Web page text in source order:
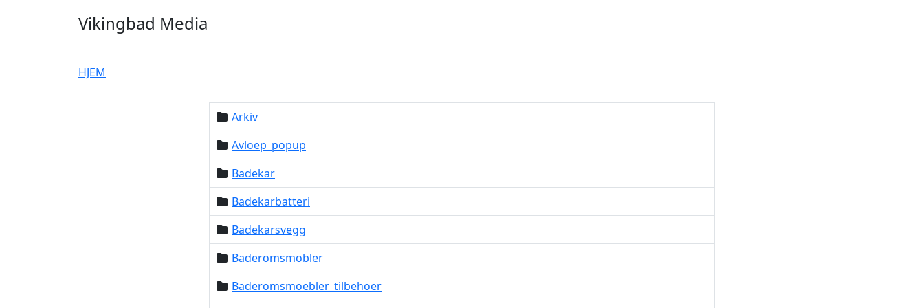
Vikingbad Media
HJEM
Arkiv
Avloep_popup
Badekar
Badekarbatteri
Badekarsvegg
Baderomsmobler
Baderomsmoebler_tilbehoer